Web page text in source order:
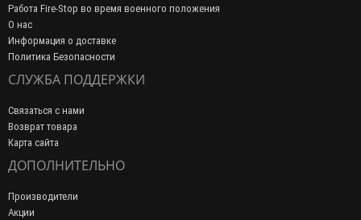
Работа Fire-Stop во время военного положения
О нас
Информация о доставке
Политика Безопасности
СЛУЖБА ПОДДЕРЖКИ
Связаться с нами
Возврат товара
Карта сайта
ДОПОЛНИТЕЛЬНО
Производители
Акции